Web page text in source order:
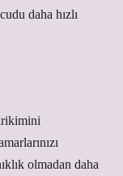
daha hızlı
olmadan daha